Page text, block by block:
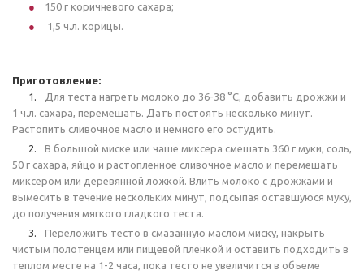
150 г коричневого сахара;
1,5 ч.л. корицы.
Приготовление:
Для теста нагреть молоко до 36-38 °С, добавить дрожжи и
1 ч.л. сахара, перемешать. Дать постоять несколько минут.
Растопить сливочное масло и немного его остудить.
В большой миске или чаше миксера смешать 360 г муки, соль,
50 г сахара, яйцо и растопленное сливочное масло и перемешать
миксером или деревянной ложкой. Влить молоко с дрожжами и
вымесить в течение нескольких минут, подсыпая оставшуюся муку,
до получения мягкого гладкого теста.
Переложить тесто в смазанную маслом миску, накрыть
чистым полотенцем или пищевой пленкой и оставить подходить в
теплом месте на 1-2 часа, пока тесто не увеличится в объеме